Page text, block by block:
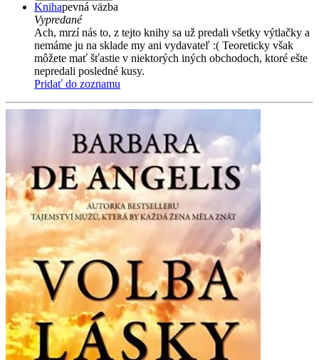
Knihapevná väzba
Vypredané
Ach, mrzí nás to, z tejto knihy sa už predali všetky výtlačky a
nemáme ju na sklade my ani vydavateľ :( Teoreticky však
môžete mať šťastie v niektorých iných obchodoch, ktoré ešte
nepredali posledné kusy.
Pridať do zoznamu